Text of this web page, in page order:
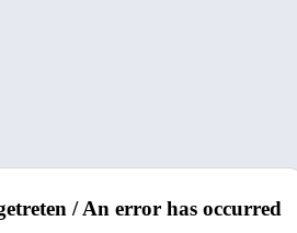
/ An error has occurred